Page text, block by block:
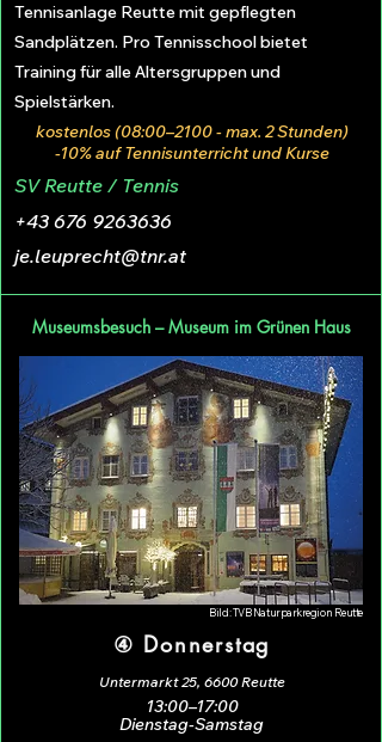
Tennisanlage Reutte mit gepflegten
Sandplätzen. Pro Tennisschool bietet
Training für alle Altersgruppen und
Spielstärken.
kostenlos (08:00–2100 - max. 2 Stunden)
-10% auf Tennisunterricht und Kurse
SV Reutte / Tennis
+43 676 9263636
je.leuprecht@tnr.at
Museumsbesuch – Museum im Grünen Haus
Bild: TVB Naturparkregion Reutte
④ Donnerstag
Untermarkt 25, 6600 Reutte
13:00–17:00
Dienstag-Samstag